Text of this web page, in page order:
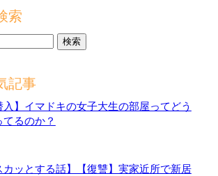
索
記事
入】イマドキの女子大生の部屋ってどう
てるのか？
カッとする話】【復讐】実家近所で新居